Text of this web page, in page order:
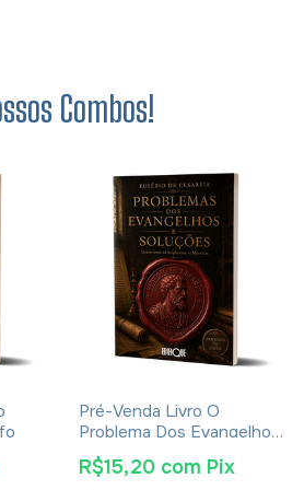
Combos!
Pré-Venda Livro O
Problema Dos Evangelhos
E Soluções- Eusébio De
Cesareia
R$15,20 com Pix